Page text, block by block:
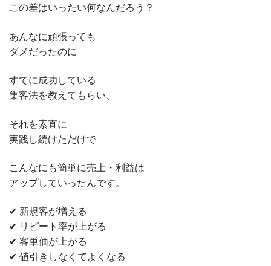
この差はいったい何なんだろう？
あんなに頑張っても
ダメだったのに
すでに成功している
集客法を教えてもらい、
それを素直に
実践し続けただけで
こんなにも簡単に売上・利益は
アップしていったんです。
✔ 新規客が増える
✔ リピート率が上がる
✔ 客単価が上がる
✔ 値引きしなくてよくなる